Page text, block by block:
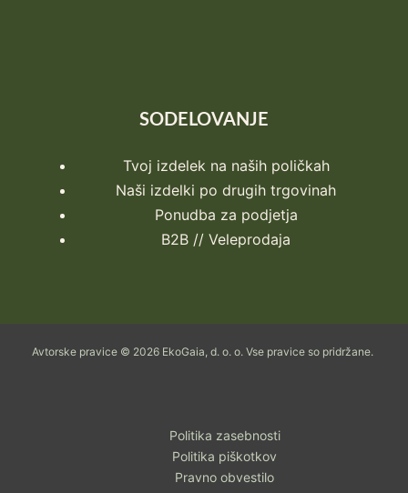
SODELOVANJE
Tvoj izdelek na naših poličkah
Naši izdelki po drugih trgovinah
Ponudba za podjetja
B2B // Veleprodaja
Avtorske pravice © 2026 EkoGaia, d. o. o. Vse pravice so pridržane.
Politika zasebnosti
Politika piškotkov
Pravno obvestilo